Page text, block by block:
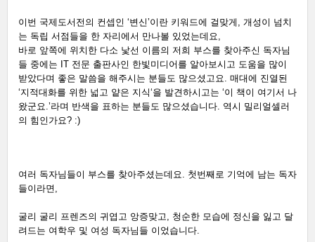
이번 국제도서전의 컨셉인 ‘변신’이란 키워드에 걸맞게, 개성이 넘치
는 독립 서점들을 한 자리에서 만나볼 있었는데요,
바로 앞쪽에 위치한 다소 낯선 이름의 저희 부스를 찾아주신 독자님
들 중에는 IT 전문 출판사인 한빛미디어를 알아보시고 도움을 많이
받았다며 좋은 말씀을 해주시는 분들도 많으셨고요. 매대에 진열된
‘지적대화를 위한 넓고 얕은 지식‘을 발견하시고는 ‘이 책이 여기서 나
왔군요.’라며 반색을 표하는 분들도 많으셨습니다. 역시 밀리얼셀러
의 힘인가요? :)
여러 독자님들이 부스를 찾아주셨는데요. 첫번째로 기억에 남는 독자
들이라면,
굴리 굴리 프렌즈의 귀엽고 앙증맞고, 청순한 모습에 정신을 잃고 달
려드는 여학우 및 여성 독자님들 이었습니다.